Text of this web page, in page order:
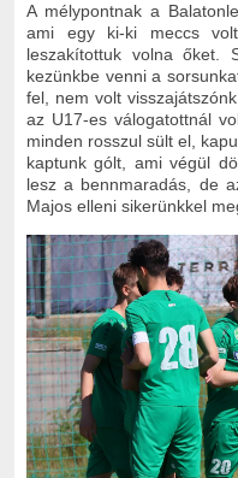
A mélypontnak a
ami egy ki-ki meccs
leszakítottuk volna őket.
kezünkbe venni a
fel, nem volt
az U17-es válogatottnál
minden rosszul sült el,
kaptunk gólt, ami végül
lesz a bennmaradás, de
Majos elleni sikerünkkel